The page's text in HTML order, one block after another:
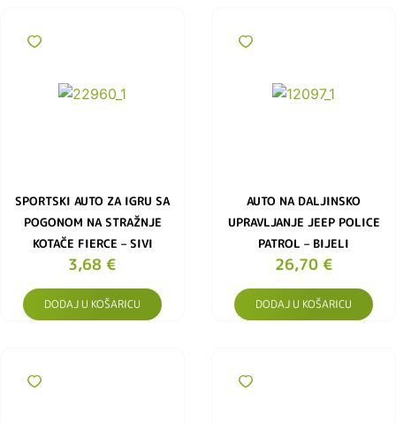
SPORTSKI AUTO ZA IGRU SA
POGONOM NA STRAŽNJE
KOTAČE FIERCE – SIVI
3,68 €
DODAJ U KOŠARICU
AUTO NA DALJINSKO
UPRAVLJANJE JEEP POLICE
PATROL – BIJELI
26,70 €
DODAJ U KOŠARICU